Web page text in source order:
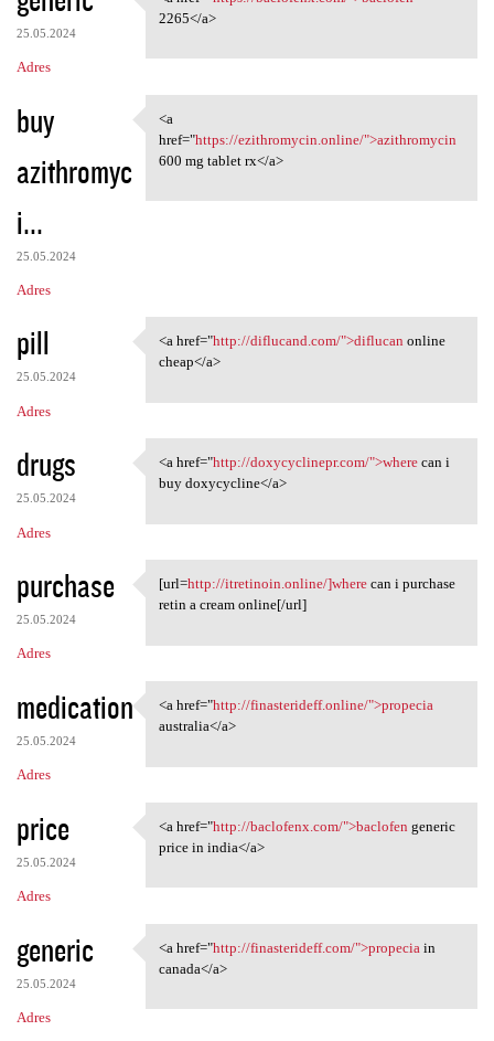
25.05.2024
Adres
<a href="https://baclofenx
2265</a>
buy
azithromyc
i...
25.05.2024
Adres
<a href="https://ezithromycin
<a
href="https://ezithromycin.online/">azithromycin
600 mg tablet rx</a>
pill
25.05.2024
Adres
<a href="http://diflucand.com
<a href="http://diflucand.com/">diflucan online
cheap</a>
drugs
25.05.2024
Adres
<a href="http://doxycyclinepr
<a href="http://doxycyclinepr.com/">wherecan i
buy doxycycline</a>
purchase
25.05.2024
Adres
[url=http://itretinoin.online
[url=http://itretinoin.online/]wherecan i purchase
retin a cream online[/url]
medication
25.05.2024
Adres
<a href="http://finasterideff
<a href="http://finasterideff.online/">propecia
australia</a>
price
25.05.2024
Adres
<a href="http://baclofenx.com
<a href="http://baclofenx.com/">baclofen generic
price in india</a>
generic
25.05.2024
Adres
<a href="http://finasterideff
<a href="http://finasterideff.com/">propecia in
canada</a>